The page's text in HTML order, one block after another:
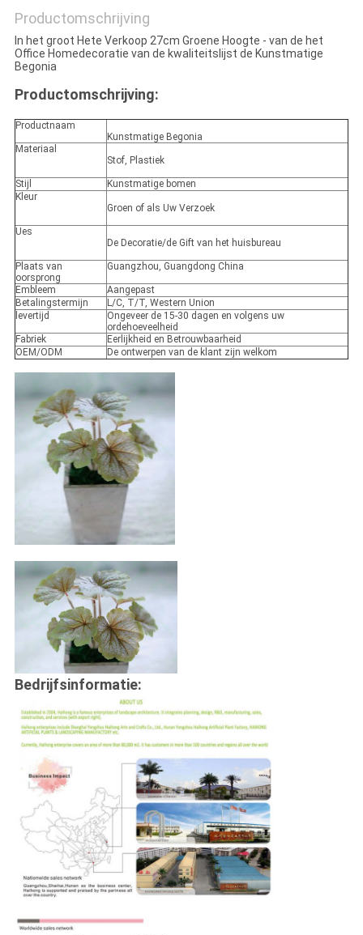
Productomschrijving
In het groot Hete Verkoop 27cm Groene Hoogte - van de het
Office Homedecoratie van de kwaliteitslijst de Kunstmatige
Begonia
Productomschrijving:
Productnaam
Kunstmatige Begonia
Materiaal
Stof, Plastiek
Stijl
Kunstmatige bomen
Kleur
Groen of als Uw Verzoek
Ues
De Decoratie/de Gift van het huisbureau
Plaats van
oorsprong
Guangzhou, Guangdong China
Embleem
Aangepast
Betalingstermijn
L/C, T/T, Western Union
levertijd
Ongeveer de 15-30 dagen en volgens uw
ordehoeveelheid
Fabriek
Eerlijkheid en Betrouwbaarheid
OEM/ODM
De ontwerpen van de klant zijn welkom
Bedrijfsinformatie: